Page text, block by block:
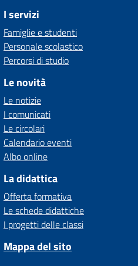
I servizi
Famiglie e studenti
Personale scolastico
Percorsi di studio
Le novità
Le notizie
I comunicati
Le circolari
Calendario eventi
Albo online
La didattica
Offerta formativa
Le schede didattiche
I progetti delle classi
Mappa del sito